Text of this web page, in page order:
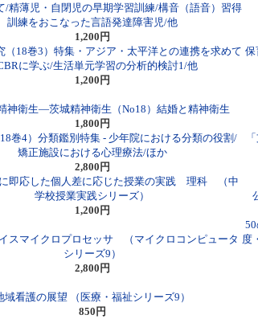
/精薄児・自閉児の早期学習訓練/構音（語音）習得
訓練をおこなった言語発達障害児/他
1,200円
（18巻3）特集・アジア・太平洋との連携を求めて
に学ぶ/生活単元学習の分析的検討1/他
1,200円
保
神衛生―茨城精神衛生（No18）結婚と精神衛生
1,800円
巻4）分類鑑別特集 - 少年院における分類の役割/
矯正施設における心理療法/ほか
2,800円
即応した個人差に応じた授業の実践 理科 （中
学校授業実践シリーズ）
1,200円
スマイクロプロセッサ （マイクロコンピュータ
シリーズ9）
2,800円
度
域看護の展望 （医療・福祉シリーズ9）
850円